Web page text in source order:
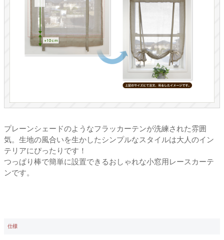
プレーンシェードのようなフラッカーテンが洗練された雰囲
気。生地の風合いを生かしたシンプルなスタイルは大人のイン
テリアにぴったりです！
つっぱり棒で簡単に設置できるおしゃれな小窓用レースカーテ
ンです。
仕様